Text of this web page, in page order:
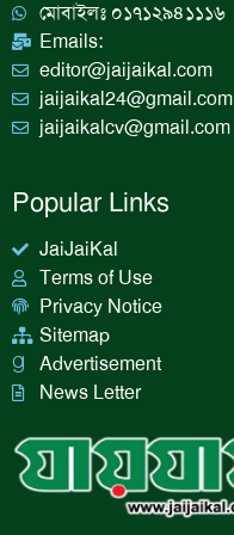
মোবাইলঃ ০১৭১২৯৪১১১৬
Emails:
editor@jaijaikal.com
jaijaikal24@gmail.com
jaijaikalcv@gmail.com
Popular Links
JaiJaiKal
Terms of Use
Privacy Notice
Sitemap
Advertisement
News Letter